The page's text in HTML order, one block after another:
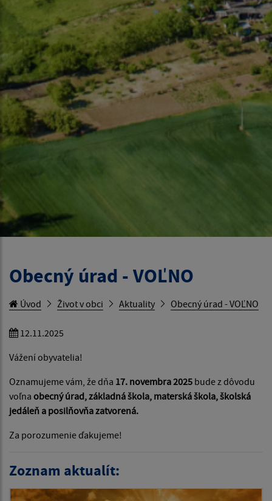
Obecný úrad - VOĽNO
Úvod Život v obci Aktuality Obecný úrad - VOĽNO
12.11.2025
Vážení obyvatelia!
Oznamujeme vám, že dňa 17. novembra 2025 bude z dôvodu
voľna obecný úrad, základná škola, materská škola, školská
jedáleň a posilňovňa zatvorená.
Za porozumenie ďakujeme!
Zoznam aktualít: